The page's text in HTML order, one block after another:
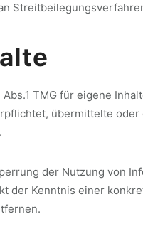
TMG für eigene
übermittelte
der Nutzung von
der Kenntnis einer